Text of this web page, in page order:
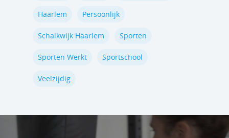
Haarlem Persoonlijk
Schalkwijk Haarlem Sporten
Sporten Werkt Sportschool
Veelzijdig